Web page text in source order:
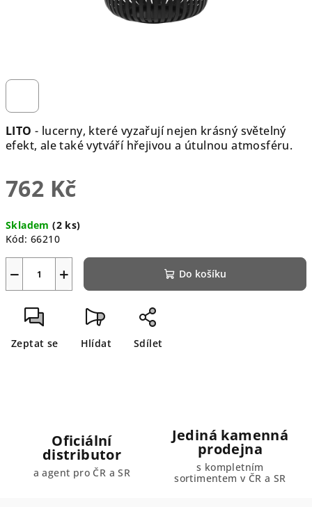
LITO - lucerny, které vyzařují nejen krásný světelný
efekt, ale také vytváří hřejivou a útulnou atmosféru.
762 Kč
cena:
Skladem(2 ks)
Kód: 66210
+
− Do košíku
Zeptat se Hlídat Sdílet
Oficiální
distributor
a agent pro ČR a SR
Jediná kamenná
prodejna
s kompletním
sortimentem v ČR a SR